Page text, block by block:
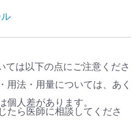
ては以下の点にご注意くださ
法・用量については、あく
人差があります。
たら医師に相談してくださ